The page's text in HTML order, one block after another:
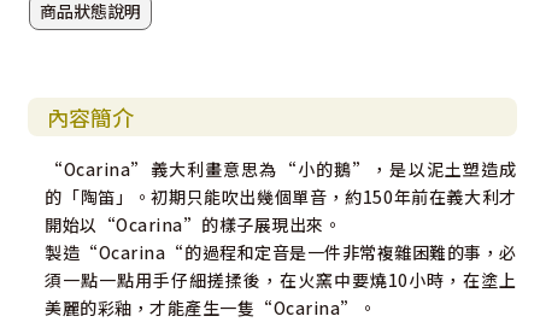
商品狀態說明
內容簡介
“Ocarina”義大利畫意思為“小的鵝”，是以泥土塑造成
的「陶笛」。初期只能吹出幾個單音，約150年前在義大利才
開始以“Ocarina”的樣子展現出來。
製造“Ocarina“的過程和定音是一件非常複雜困難的事，必
須一點一點用手仔細搓揉後，在火窯中要燒10小時，在塗上
美麗的彩釉，才能產生一隻“Ocarina”。